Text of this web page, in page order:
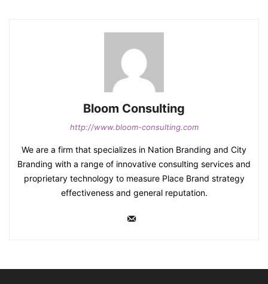
Bloom Consulting
http://www.bloom-consulting.com
We are a firm that specializes in Nation Branding and City
Branding with a range of innovative consulting services and
proprietary technology to measure Place Brand strategy
effectiveness and general reputation.